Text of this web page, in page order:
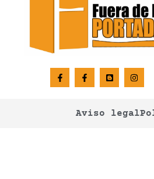
Aviso legal